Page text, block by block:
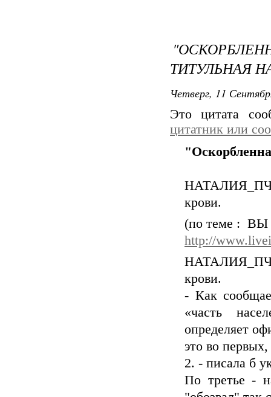
ТИТУЛЬНАЯ
Четверг, 11
Это цитата
цитатник или
крови.
(по теме :
http://
крови.
- Как
«часть
определяет
это во первых,
2. - писала б
По третье -